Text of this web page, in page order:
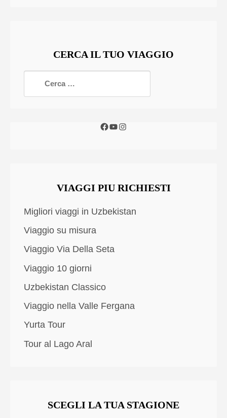
CERCA IL TUO VIAGGIO
VIAGGI PIU RICHIESTI
Migliori viaggi in Uzbekistan
Viaggio su misura
Viaggio Via Della Seta
Viaggio 10 giorni
Uzbekistan Classico
Viaggio nella Valle Fergana
Yurta Tour
Tour al Lago Aral
SCEGLI LA TUA STAGIONE